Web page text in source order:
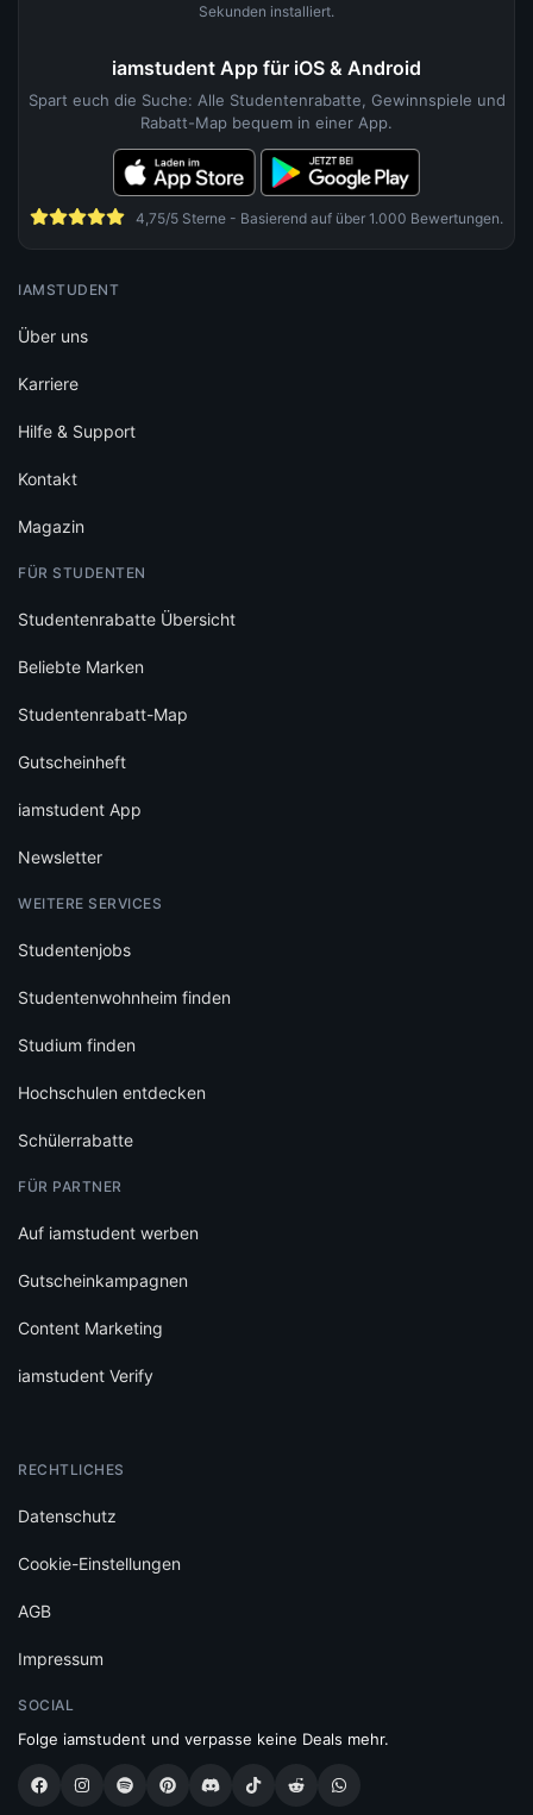
Sekunden installiert.
iamstudent App für iOS & Android
Spart euch die Suche: Alle Studentenrabatte, Gewinnspiele und
Rabatt-Map bequem in einer App.
4,75/5 Sterne - Basierend auf über 1.000 Bewertungen.
IAMSTUDENT
Über uns
Karriere
Hilfe & Support
Kontakt
Magazin
FÜR STUDENTEN
Studentenrabatte Übersicht
Beliebte Marken
Studentenrabatt-Map
Gutscheinheft
iamstudent App
Newsletter
WEITERE SERVICES
Studentenjobs
Studentenwohnheim finden
Studium finden
Hochschulen entdecken
Schülerrabatte
FÜR PARTNER
Auf iamstudent werben
Gutscheinkampagnen
Content Marketing
iamstudent Verify
RECHTLICHES
Datenschutz
Cookie-Einstellungen
AGB
Impressum
SOCIAL
Folge iamstudent und verpasse keine Deals mehr.